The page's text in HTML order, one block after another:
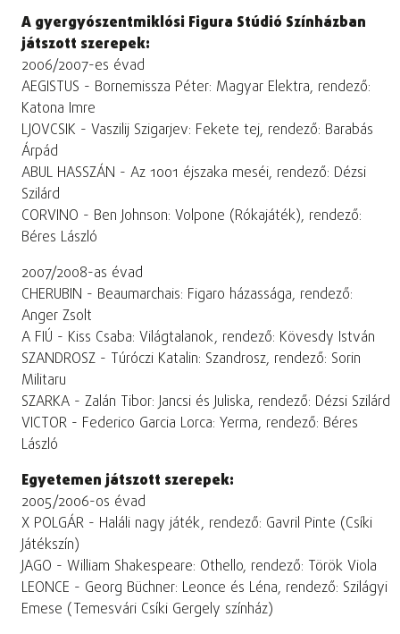
A gyergyószentmiklósi Figura Stúdió Színházban
játszott szerepek:
2006/2007-es évad
AEGISTUS - Bornemissza Péter: Magyar Elektra, rendező:
Katona Imre
LJOVCSIK - Vaszilij Szigarjev: Fekete tej, rendező: Barabás
Árpád
ABUL HASSZÁN - Az 1001 éjszaka meséi, rendező: Dézsi
Szilárd
CORVINO - Ben Johnson: Volpone (Rókajáték), rendező:
Béres László
2007/2008-as évad
CHERUBIN - Beaumarchais: Figaro házassága, rendező:
Anger Zsolt
A FIÚ - Kiss Csaba: Világtalanok, rendező: Kövesdy István
SZANDROSZ - Túróczi Katalin: Szandrosz, rendező: Sorin
Militaru
SZARKA - Zalán Tibor: Jancsi és Juliska, rendező: Dézsi Szilárd
VICTOR - Federico Garcia Lorca: Yerma, rendező: Béres
László
Egyetemen játszott szerepek:
2005/2006-os évad
X POLGÁR - Haláli nagy játék, rendező: Gavril Pinte (Csíki
Játékszín)
JAGO - William Shakespeare: Othello, rendező: Török Viola
LEONCE - Georg Büchner: Leonce és Léna, rendező: Szilágyi
Emese (Temesvári Csíki Gergely színház)